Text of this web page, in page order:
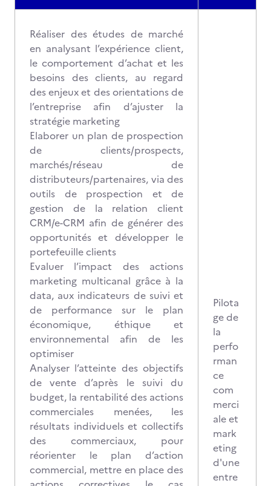
Réaliser des études de marché
en analysant l’expérience client,
le comportement d’achat et les
besoins des clients, au regard
des enjeux et des orientations de
l’entreprise afin d’ajuster la
stratégie marketing
Elaborer un plan de prospection
de clients/prospects,
marchés/réseau de
distributeurs/partenaires, via des
outils de prospection et de
gestion de la relation client
CRM/e-CRM afin de générer des
opportunités et développer le
portefeuille clients
Evaluer l’impact des actions
marketing multicanal grâce à la
data, aux indicateurs de suivi et
de performance sur le plan
économique, éthique et
environnemental afin de les
optimiser
Analyser l’atteinte des objectifs
de vente d’après le suivi du
budget, la rentabilité des actions
commerciales menées, les
résultats individuels et collectifs
des commerciaux, pour
réorienter le plan d’action
commercial, mettre en place des
Pilota
ge de
la
perfo
rman
ce
com
merci
ale et
mark
eting
d'une
entre